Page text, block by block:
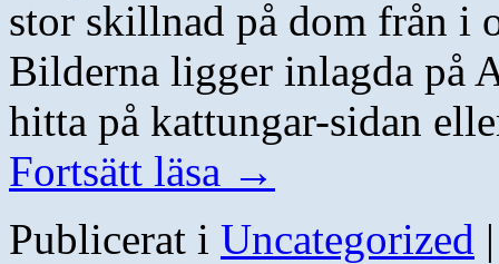
stor skillnad på dom från i
Bilderna ligger inlagda på
hitta på kattungar-sidan
Fortsätt läsa →
Publicerat i Uncategorized |